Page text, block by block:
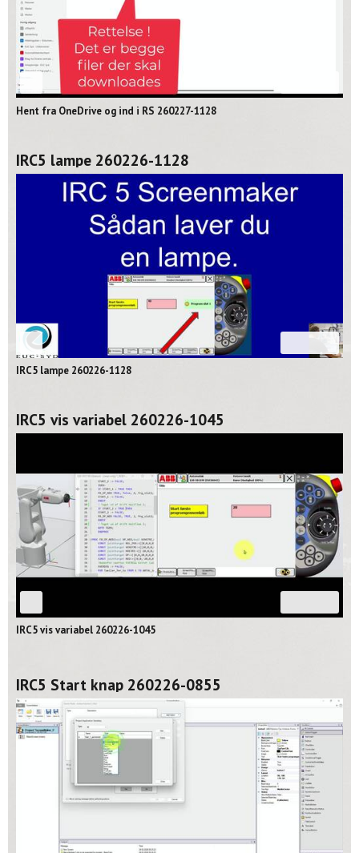
Hent fra OneDrive og ind i RS 260227-1128
IRC5 lampe 260226-1128
IRC5 lampe 260226-1128
IRC5 vis variabel 260226-1045
IRC5 vis variabel 260226-1045
IRC5 Start knap 260226-0855